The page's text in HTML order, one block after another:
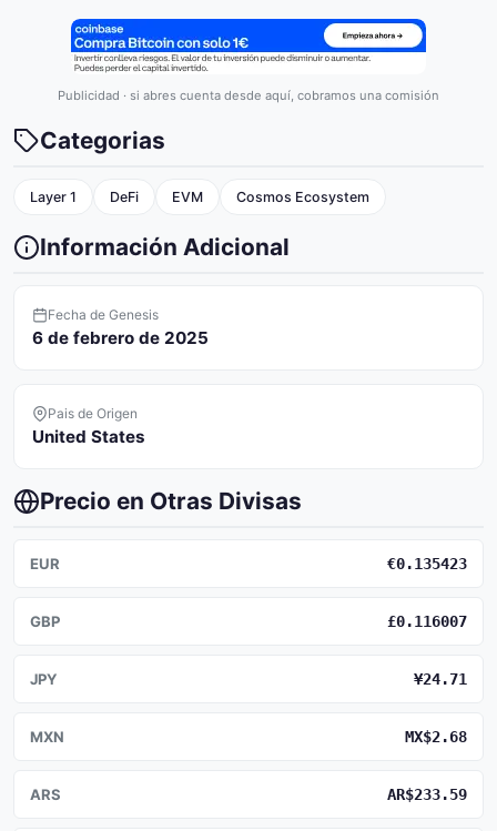
Publicidad · si abres cuenta desde aquí, cobramos una comisión
Categorias
Layer 1 DeFi EVM Cosmos Ecosystem
Información Adicional
Fecha de Genesis
6 de febrero de 2025
Pais de Origen
United States
Precio en Otras Divisas
EUR €0.135423
GBP £0.116007
JPY ¥24.71
MXN MX$2.68
ARS AR$233.59